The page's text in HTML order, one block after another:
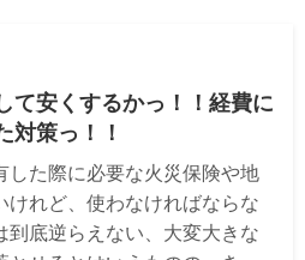
て安くするかっ！！経費に
対策っ！！
した際に必要な火災保険や地
けれど、使わなければならな
到底逆らえない、大変大きな